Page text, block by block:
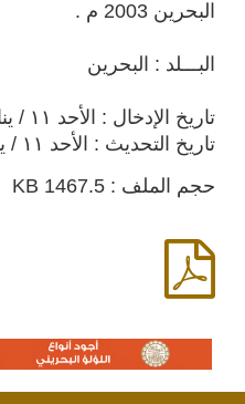
البحرين 2003 م .
البـــلد : البحرين
تاريخ الإدخال : الأحد ١١ / يناير / ٢٠٠٩
تاريخ التحديث : الأحد ١١ / يناير / ٢٠٠٩
حجم الملف : 1467.5 KB